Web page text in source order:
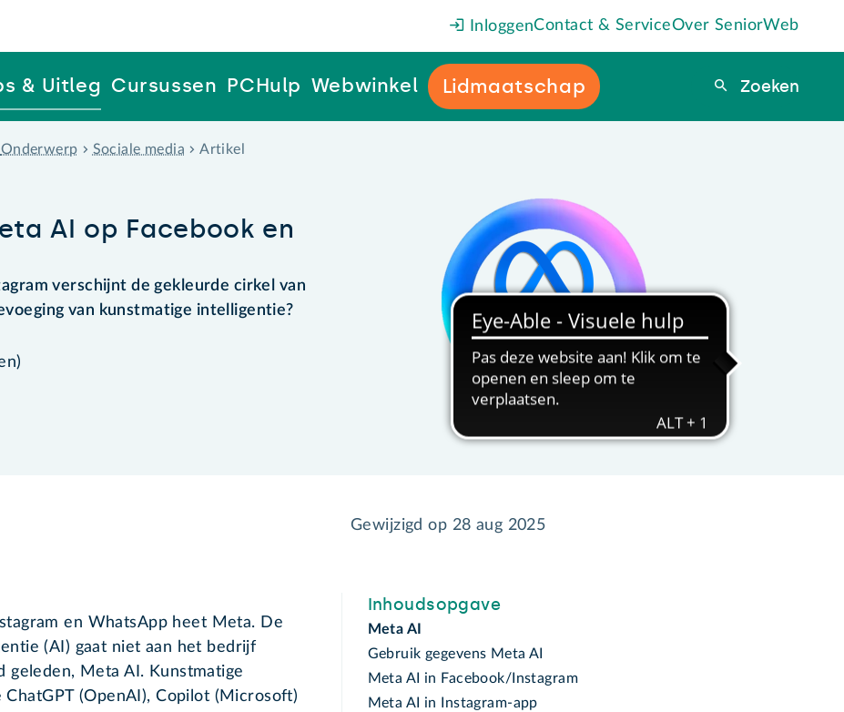
InloggenContact & ServiceOver SeniorWeb
& Uitleg Cursussen PCHulp Webwinkel Lidmaatschap Zoeken
Zoeken
Onderwerp Sociale media Artikel
AI op Facebook en
verschijnt de gekleurde cirkel van
van kunstmatige intelligentie?
)
Gewijzigd op 28 aug 2025
en WhatsApp heet Meta. De
(AI) gaat niet aan het bedrijf
Meta AI. Kunstmatige
(OpenAI), Copilot (Microsoft)
Inhoudsopgave
Meta AI
Gebruik gegevens Meta AI
Meta AI in Facebook/Instagram
Meta AI in Instagram-app